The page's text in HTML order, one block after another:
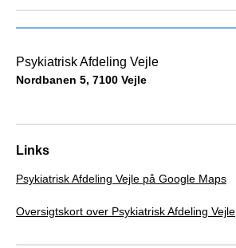
Links
Psykiatrisk Afdeling Vejle på Google Maps
Oversigtskort over Psykiatrisk Afdeling Vejle
Psykiatrisk Afdeling Vejle
Nordbanen 5, 7100 Vejle